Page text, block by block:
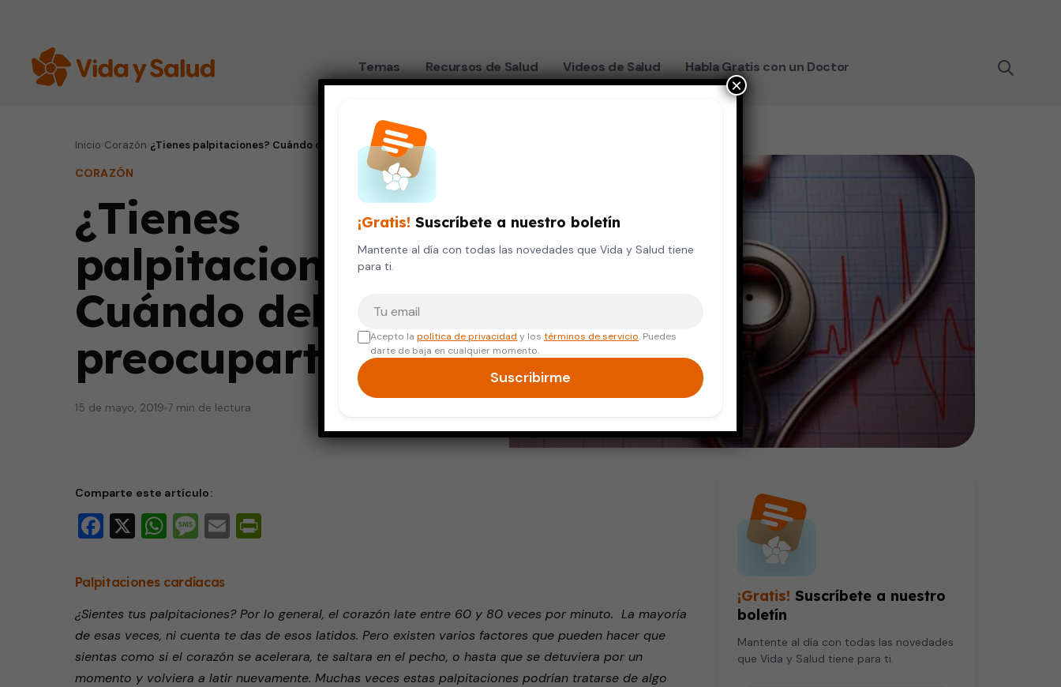
Temas Recursos de Salud Videos de Salud Habla Gratis con un Doctor
Inicio Corazón ¿Tienes palpitaciones? Cuándo debes preocuparte
CORAZÓN
¿Tienes
palpitaciones?
Cuándo debes
preocuparte
15 de mayo, 2019 7 min de lectura
Comparte este artículo:
Facebook
X WhatsApp
Message
EmailPrintFriendly
Palpitaciones cardíacas
¿Sientes tus palpitaciones? Por lo general, el corazón late entre 60 y 80 veces por minuto. La mayoría
de esas veces, ni cuenta te das de esos latidos. Pero existen varios factores que pueden hacer que
sientas como si el corazón se acelerara, te saltara en el pecho, o hasta que se detuviera por un
momento y volviera a latir nuevamente. Muchas veces estas palpitaciones podrían tratarse de algo
¡Gratis! Suscríbete a nuestro
boletín
Mantente al día con todas las novedades
que Vida y Salud tiene para ti.
¡Gratis! Suscríbete a nuestro boletín
Mantente al día con todas las novedades que Vida y Salud tiene
para ti.
Acepto lapolítica de privacidad y lostérminos de servicio. Puedes
darte de baja en cualquier momento.
Suscribirme
×